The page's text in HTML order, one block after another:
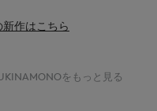
作はこちら
をもっと見る